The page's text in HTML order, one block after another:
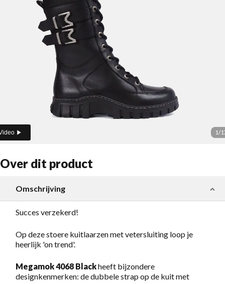
1/
Over dit product
Omschrijving
Succes verzekerd!
Op deze stoere kuitlaarzen met vetersluiting loop je
heerlijk 'on trend'.
Megamok 4068 Blackheeft bijzondere
designkenmerken: de dubbele strap op de kuit met